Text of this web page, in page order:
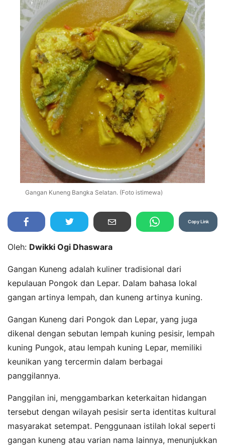
Gangan Kuneng Bangka Selatan. (Foto istimewa)
Copy Link
Oleh: Dwikki Ogi Dhaswara
Gangan Kuneng adalah kuliner tradisional dari
kepulauan Pongok dan Lepar. Dalam bahasa lokal
gangan artinya lempah, dan kuneng artinya kuning.
Gangan Kuneng dari Pongok dan Lepar, yang juga
dikenal dengan sebutan lempah kuning pesisir, lempah
kuning Pungok, atau lempah kuning Lepar, memiliki
keunikan yang tercermin dalam berbagai
panggilannya.
Panggilan ini, menggambarkan keterkaitan hidangan
tersebut dengan wilayah pesisir serta identitas kultural
masyarakat setempat. Penggunaan istilah lokal seperti
gangan kuneng atau varian nama lainnya, menunjukkan